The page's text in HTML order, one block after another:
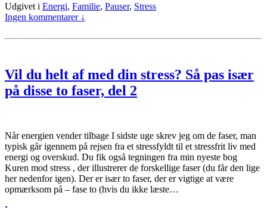
Udgivet i Energi, Familie, Pauser, Stress
Ingen kommentarer ↓
Vil du helt af med din stress? Så pas især
på disse to faser, del 2
Når energien vender tilbage I sidste uge skrev jeg om de faser, man
typisk går igennem på rejsen fra et stressfyldt til et stressfrit liv med
energi og overskud. Du fik også tegningen fra min nyeste bog
Kuren mod stress , der illustrerer de forskellige faser (du får den lige
her nedenfor igen). Der er især to faser, der er vigtige at være
opmærksom på – fase to (hvis du ikke læste…